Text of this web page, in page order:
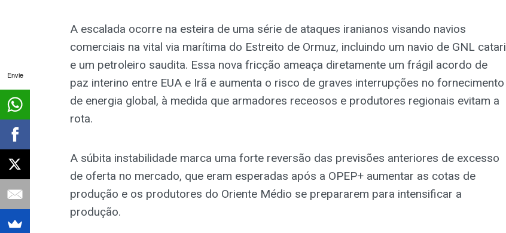
A escalada ocorre na esteira de uma série de ataques iranianos visando navios
comerciais na vital via marítima do Estreito de Ormuz, incluindo um navio de GNL catari
e um petroleiro saudita. Essa nova fricção ameaça diretamente um frágil acordo de
paz interino entre EUA e Irã e aumenta o risco de graves interrupções no fornecimento
de energia global, à medida que armadores receosos e produtores regionais evitam a
rota.
A súbita instabilidade marca uma forte reversão das previsões anteriores de excesso
de oferta no mercado, que eram esperadas após a OPEP+ aumentar as cotas de
produção e os produtores do Oriente Médio se prepararem para intensificar a
produção.
Envie